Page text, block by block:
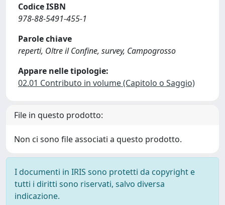
Codice ISBN
978-88-5491-455-1
Parole chiave
reperti, Oltre il Confine, survey, Campogrosso
Appare nelle tipologie:
02.01 Contributo in volume (Capitolo o Saggio)
File in questo prodotto:
Non ci sono file associati a questo prodotto.
I documenti in IRIS sono protetti da copyright e
tutti i diritti sono riservati, salvo diversa
indicazione.